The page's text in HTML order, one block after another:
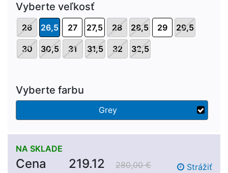
Vyberte veľkosť
26 26,5 27 27,5 28 28,5 29 29,5
30 30,5 31 31,5 32 32,5
Vyberte farbu
Grey
NA SKLADE
Cena 219.12 280,00 €
Strážiť